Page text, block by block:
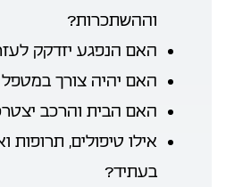
וההשתכרות?
האם הנפגע יזדקק
האם יהיה צורך במטפל
האם הבית והרכב
אילו טיפולים, תרופות
בעתיד?